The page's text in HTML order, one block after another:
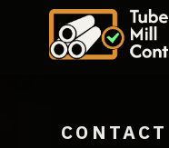
CONTACT